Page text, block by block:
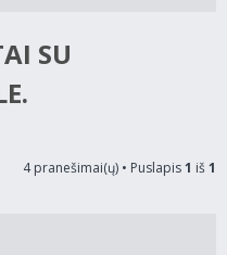
SU
4 pranešimai(ų) • Puslapis1 iš1